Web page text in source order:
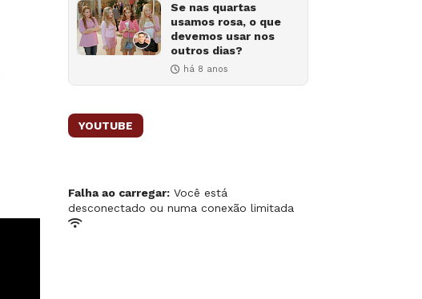
Se nas quartas
usamos rosa, o que
devemos usar nos
outros dias?
há 8 anos
YOUTUBE
Falha ao carregar: Você está
desconectado ou numa conexão limitada